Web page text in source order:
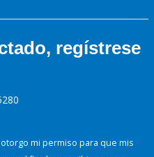
regístrese
mi permiso para que mis